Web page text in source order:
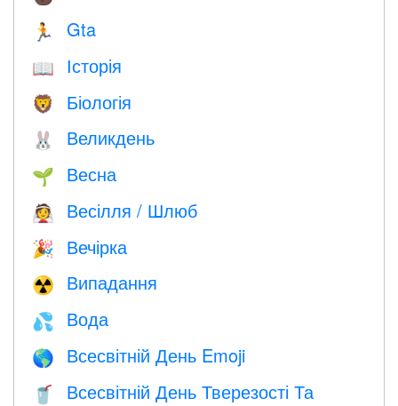
🏃 Gta
📖 Історія
🦁 Біологія
🐰 Великдень
🌱 Весна
👰 Весілля / Шлюб
🎉 Вечірка
☢️ Випадання
💦 Вода
🌎 Всесвітній День Emoji
🥤
Всесвітній День Тверезості Та